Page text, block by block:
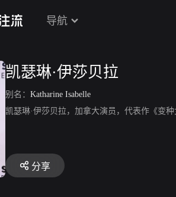
导航
凯瑟琳·伊莎贝拉
别名： Katharine Isabelle
凯瑟琳·伊莎贝拉，加拿大演员，代表作《变
分享